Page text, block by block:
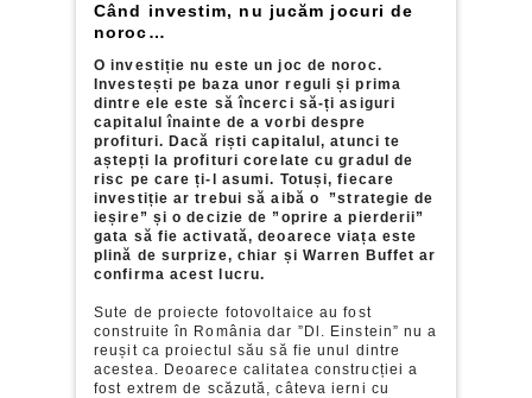
Când investim, nu jucăm jocuri de
noroc…
O investiție nu este un joc de noroc.
Investești pe baza unor reguli și prima
dintre ele este să încerci să-ți asiguri
capitalul înainte de a vorbi despre
profituri. Dacă riști capitalul, atunci te
aștepți la profituri corelate cu gradul de
risc pe care ți-l asumi. Totuși, fiecare
investiție ar trebui să aibă o ”strategie de
ieșire” și o decizie de ”oprire a pierderii”
gata să fie activată, deoarece viața este
plină de surprize, chiar și Warren Buffet ar
confirma acest lucru.
Sute de proiecte fotovoltaice au fost
construite în România dar ”Dl. Einstein” nu a
reușit ca proiectul său să fie unul dintre
acestea. Deoarece calitatea construcției a
fost extrem de scăzută, câteva ierni cu